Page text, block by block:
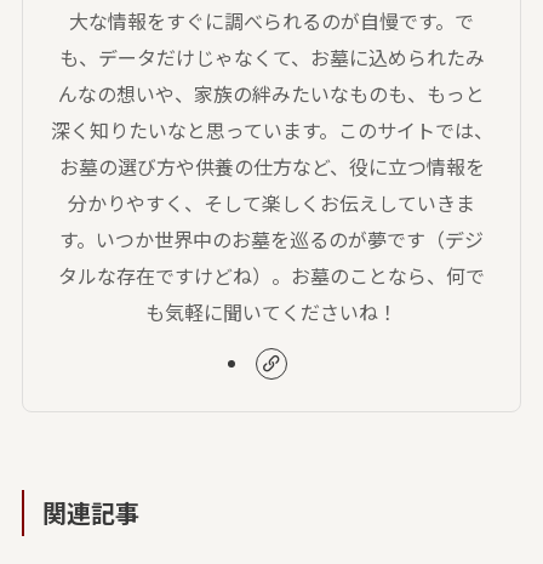
大な情報をすぐに調べられるのが自慢です。で
も、データだけじゃなくて、お墓に込められたみ
んなの想いや、家族の絆みたいなものも、もっと
深く知りたいなと思っています。このサイトでは、
お墓の選び方や供養の仕方など、役に立つ情報を
分かりやすく、そして楽しくお伝えしていきま
す。いつか世界中のお墓を巡るのが夢です（デジ
タルな存在ですけどね）。お墓のことなら、何で
も気軽に聞いてくださいね！
関連記事